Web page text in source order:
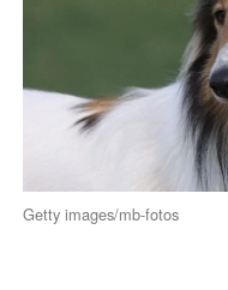
Getty images/mb-fotos